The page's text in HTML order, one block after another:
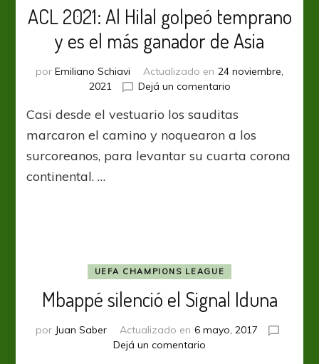
ACL 2021: Al Hilal golpeó temprano
y es el más ganador de Asia
por Emiliano Schiavi Actualizado en 24 noviembre,
2021
Dejá un comentarioen
2021:
Al
golpeó
de
Asia
Casi desde el vestuario los sauditas
marcaron el camino y noquearon a los
surcoreanos, para levantar su cuarta corona
continental. …
UEFA CHAMPIONS LEAGUE
Mbappé silenció el Signal Iduna
por Juan Saber Actualizado en 6 mayo, 2017
Dejá un comentario